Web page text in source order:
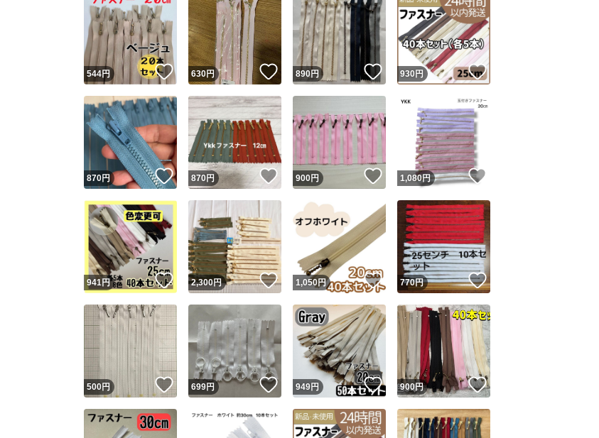
安心発送 このユーザーは設定した発送日数内に発送しています
544円 いいね！
630円 いいね！
890円 いいね！
930 円
870円 いいね！
870円 いいね！
900円 いいね！
1,080円
941円 いいね！
2,300円 いいね！
1,050円 いいね！
770円 いいね！
500円 いいね！
699円 いいね！
949円 いいね！
900円 いいね！